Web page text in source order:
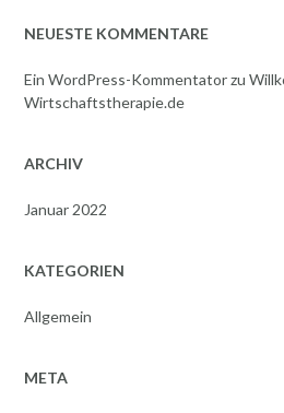
NEUESTE KOMMENTARE
Ein WordPress-Kommentatorzu
Wirtschaftstherapie.de
ARCHIV
Januar 2022
KATEGORIEN
Allgemein
META